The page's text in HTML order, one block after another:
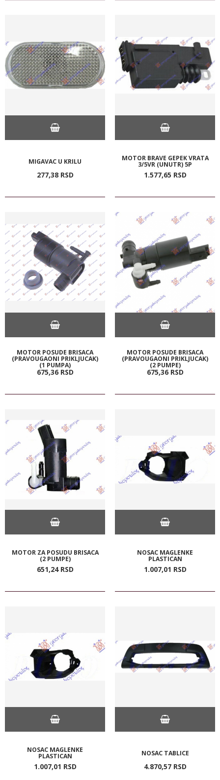
MIGAVAC U KRILU
277,38 RSD
MOTOR BRAVE GEPEK VRATA
3/5VR (UNUTR) 5P
1.577,65 RSD
MOTOR POSUDE BRISACA
(PRAVOUGAONI PRIKLJUCAK)
(1 PUMPA)
675,36 RSD
MOTOR POSUDE BRISACA
(PRAVOUGAONI PRIKLJUCAK)
(2 PUMPE)
675,36 RSD
MOTOR ZA POSUDU BRISACA
(2 PUMPE)
651,24 RSD
NOSAC MAGLENKE
PLASTICAN
1.007,01 RSD
NOSAC MAGLENKE
PLASTICAN
1.007,01 RSD
NOSAC TABLICE
4.870,57 RSD